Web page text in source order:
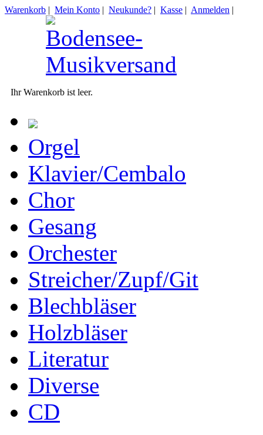
Warenkorb | Mein Konto | Neukunde? | Kasse | Anmelden |
Ihr Warenkorb ist leer.
Orgel
Klavier/Cembalo
Chor
Gesang
Orchester
Streicher/Zupf/Git
Blechbläser
Holzbläser
Literatur
Diverse
CD